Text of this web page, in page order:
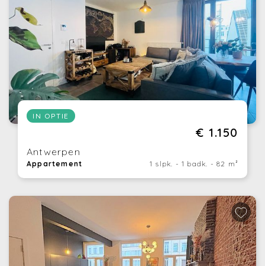
IN OPTIE
€ 1.150
Antwerpen
Appartement 1 slpk. - 1 badk. - 82 m²